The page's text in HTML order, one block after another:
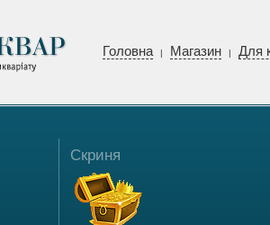
Головна | Магазин | Для
Скриня